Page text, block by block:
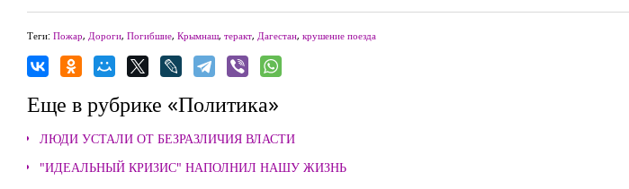
Теги: Пожар, Дороги, Погибшие, Крымнаш, теракт, Дагестан, крушение поезда
Еще в рубрике «Политика»
ЛЮДИ УСТАЛИ ОТ БЕЗРАЗЛИЧИЯ ВЛАСТИ
"ИДЕАЛЬНЫЙ КРИЗИС" НАПОЛНИЛ НАШУ ЖИЗНЬ